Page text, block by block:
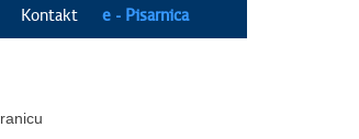
Kontakt e - Pisarnica